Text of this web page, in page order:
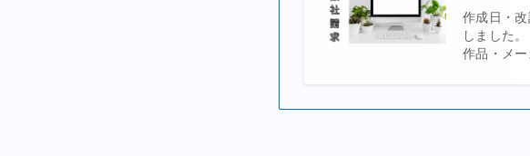
作成日・
しました
作品・メ